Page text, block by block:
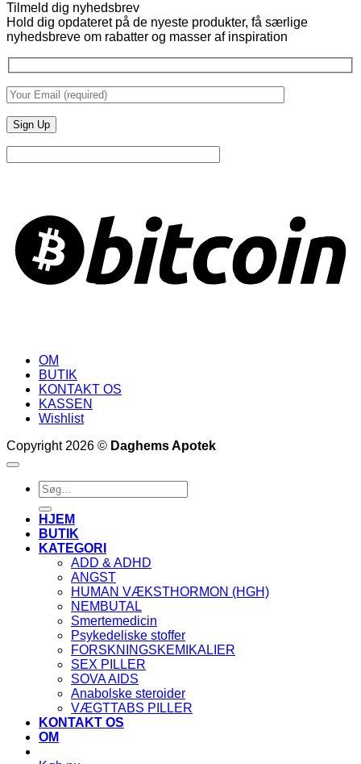
Nembutal
Beskrivelse
Tilmeld dig nyhedsbrev
Hold dig opdateret på de nyeste produkter, få særlige
nyhedsbreve om rabatter og masser af inspiration
OM
BUTIK
KONTAKT OS
KASSEN
Wishlist
Copyright 2026 © Daghems Apotek
Søg
efter:
HJEM
BUTIK
KATEGORI
ADD & ADHD
ANGST
HUMAN VÆKSTHORMON (HGH)
NEMBUTAL
Smertemedicin
Psykedeliske stoffer
FORSKNINGSKEMIKALIER
SEX PILLER
SOVA AIDS
Anabolske steroider
VÆGTTABS PILLER
KONTAKT OS
OM